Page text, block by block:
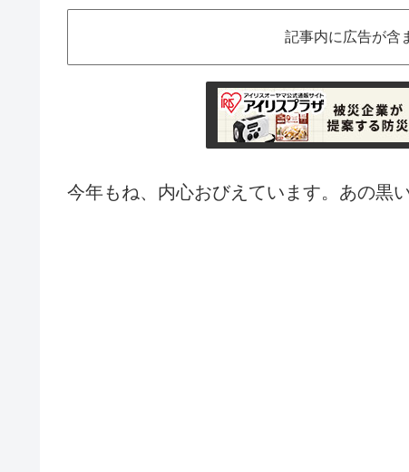
記事内に広告が含
今年もね、内心おびえています。あの黒い